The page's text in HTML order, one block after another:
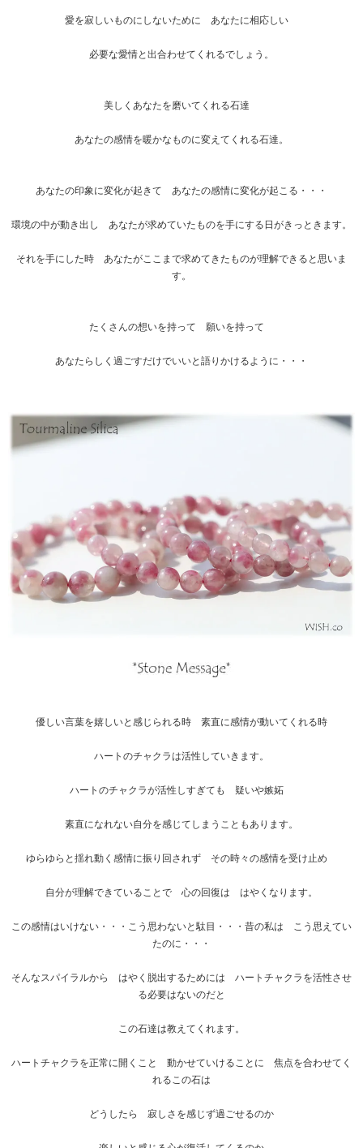
愛を寂しいものにしないために あなたに相応しい
必要な愛情と出合わせてくれるでしょう。
美しくあなたを磨いてくれる石達
あなたの感情を暖かなものに変えてくれる石達。
あなたの印象に変化が起きて あなたの感情に変化が起こる・・・
環境の中が動き出し あなたが求めていたものを手にする日がきっときます。
それを手にした時 あなたがここまで求めてきたものが理解できると思いま
す。
たくさんの想いを持って 願いを持って
あなたらしく過ごすだけでいいと語りかけるように・・・
優しい言葉を嬉しいと感じられる時 素直に感情が動いてくれる時
ハートのチャクラは活性していきます。
ハートのチャクラが活性しすぎても 疑いや嫉妬
素直になれない自分を感じてしまうこともあります。
ゆらゆらと揺れ動く感情に振り回されず その時々の感情を受け止め
自分が理解できていることで 心の回復は はやくなります。
この感情はいけない・・・こう思わないと駄目・・・昔の私は こう思えてい
たのに・・・
そんなスパイラルから はやく脱出するためには ハートチャクラを活性させ
る必要はないのだと
この石達は教えてくれます。
ハートチャクラを正常に開くこと 動かせていけることに 焦点を合わせてく
れるこの石は
どうしたら 寂しさを感じず過ごせるのか